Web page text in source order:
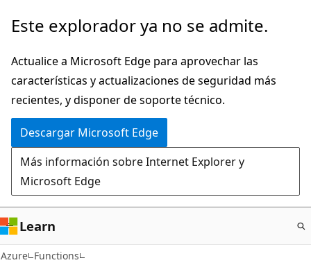
Ir
contenido
principal
Este explorador ya no se admite.
Actualice a Microsoft Edge para aprovechar las
características y actualizaciones de seguridad más
recientes, y disponer de soporte técnico.
Descargar Microsoft Edge
Más información sobre Internet Explorer y
Microsoft Edge
Learn
Azure Functions